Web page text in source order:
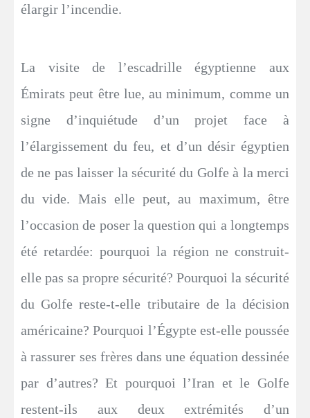
élargir l’incendie.
La visite de l’escadrille égyptienne aux
Émirats peut être lue, au minimum, comme un
signe d’inquiétude d’un projet face à
l’élargissement du feu, et d’un désir égyptien
de ne pas laisser la sécurité du Golfe à la merci
du vide. Mais elle peut, au maximum, être
l’occasion de poser la question qui a longtemps
été retardée: pourquoi la région ne construit-
elle pas sa propre sécurité? Pourquoi la sécurité
du Golfe reste-t-elle tributaire de la décision
américaine? Pourquoi l’Égypte est-elle poussée
à rassurer ses frères dans une équation dessinée
par d’autres? Et pourquoi l’Iran et le Golfe
restent-ils aux deux extrémités d’un